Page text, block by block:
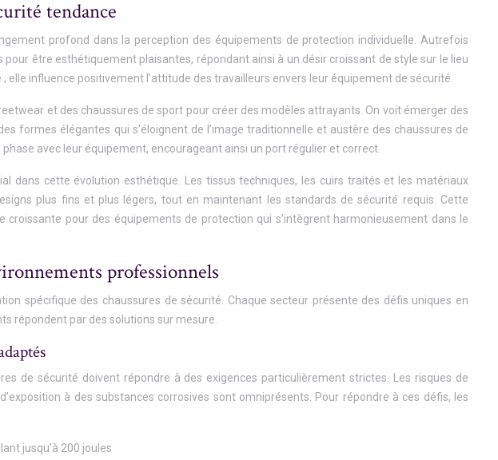
tendance
profond dans la perception des équipements de protection individuelle. Autrefois
être esthétiquement plaisantes, répondant ainsi à un désir croissant de style sur le lieu
influence positivement l’attitude des travailleurs envers leur équipement de sécurité.
et des chaussures de sport pour créer des modèles attrayants. On voit émerger des
formes élégantes qui s’éloignent de l’image traditionnelle et austère des chaussures de
avec leur équipement, encourageant ainsi un port régulier et correct.
dans cette évolution esthétique. Les tissus techniques, les cuirs traités et les matériaux
plus fins et plus légers, tout en maintenant les standards de sécurité requis. Cette
pour des équipements de protection qui s’intègrent harmonieusement dans le
professionnels
spécifique des chaussures de sécurité. Chaque secteur présente des défis uniques en
répondent par des solutions sur mesure.
de sécurité doivent répondre à des exigences particulièrement strictes. Les risques de
à des substances corrosives sont omniprésents. Pour répondre à ces défis, les
jusqu’à 200 joules